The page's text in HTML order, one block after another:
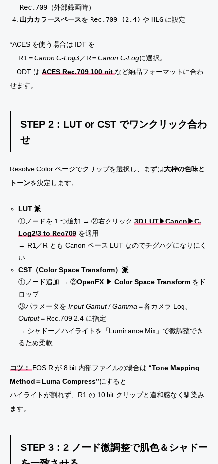
Rec.709 （外部録画時）
出力カラースペースを Rec.709 (2.4) や HLG に設定
*ACES を使う場合は IDT を
R1＝Canon C-Log3／R＝Canon C-Logに選択。
ODT は ACES Rec.709 100 nitなど納品フォーマットに合わ
せます。
STEP 2： LUT or CST でワンクリック合わ
せ
Resolve Color ページでクリップを選択し、まずは大枠の色味と
トーンを決定します。
LUT 派
①ノードを 1 つ追加 → ②右クリック3D LUT▶Canon▶C-
Log2/3 to Rec709 を適用
→ R1／R ともCanon ベース LUT なのでチグハグになりにく
い
CST（Color Space Transform）派
①ノード追加 → ②OpenFX ▶ Color Space Transform をド
ロップ
③パラメータをInput Gamut / Gamma＝各カメラ Log、
Output＝Rec.709 2.4 に指定
→ シャドー／ハイライトを「Luminance Mix」で微調整でき
るため柔軟
コツ：EOS R が 8 bit 内部ファイルの場合は “Tone Mapping
Method＝Luma Compress”にすると
ハイライトが割れず、R1 の 10 bit クリップと違和感なく馴染み
ます。
STEP 3：2 ノード微調整で肌色＆シャドー